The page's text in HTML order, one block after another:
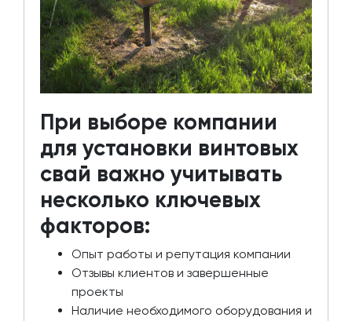
При выборе компании
для установки винтовых
свай важно учитывать
несколько ключевых
факторов:
Опыт работы и репутация компании
Отзывы клиентов и завершенные
проекты
Наличие необходимого оборудования и